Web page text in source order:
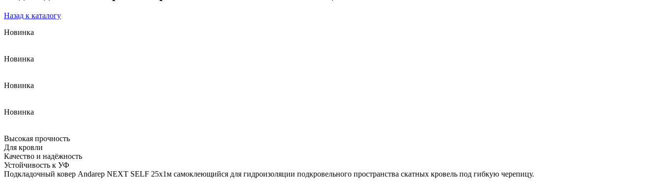
Назад к каталогу
Новинка
Новинка
Новинка
Новинка
Высокая прочность
Для кровли
Качество и надёжность
Устойчивость к УФ
Подкладочный ковер Andarep NEXT SELF 25х1м самоклеющийся для гидроизоляции подкровельного пространства скатных кровель под гибкую черепицу.